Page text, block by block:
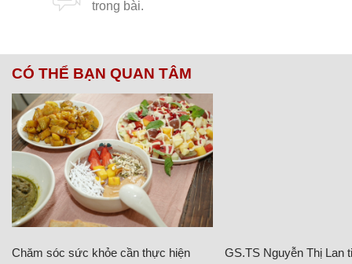
CÓ THỂ BẠN QUAN TÂM
Chăm sóc sức khỏe cần thực hiện
GS.TS Nguyễn Thị Lan